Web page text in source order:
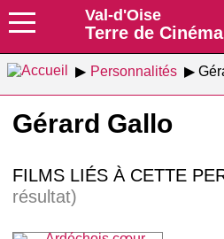
Val-d'Oise
Terre de Cinéma
Personnalités
Gérard Gallo
FILMS LIÉS À CETTE
résultat)